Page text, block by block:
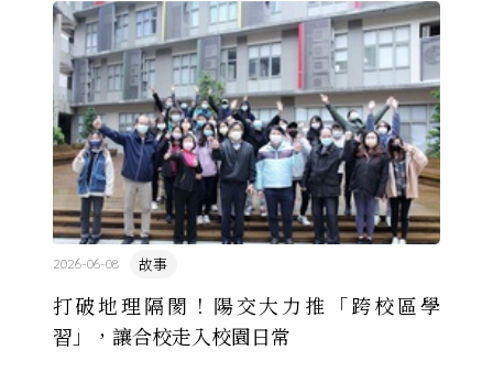
打破地理隔閡！陽交大力推「跨校區學
習」，讓合校走入校園日常
故事
2026-06-08